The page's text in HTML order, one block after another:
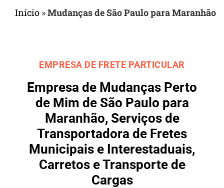
Início »Mudanças de São Paulo para Maranhão
EMPRESA DE FRETE PARTICULAR
Empresa de Mudanças Perto
de Mim de São Paulo para
Maranhão, Serviços de
Transportadora de Fretes
Municipais e Interestaduais,
Carretos e Transporte de
Cargas